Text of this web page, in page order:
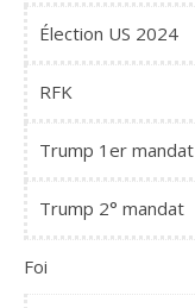
Élection US 2024
RFK
Trump 1er mandat
Trump 2° mandat
Foi